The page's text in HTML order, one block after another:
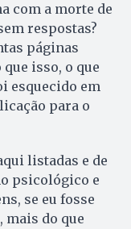
com a morte de
respostas?
páginas
isso, o que
esquecido em
para o
listadas e de
psicológico e
se eu fosse
mais do que